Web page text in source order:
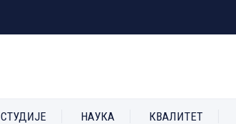
СТУДИЈЕ НАУКА КВАЛИТЕТ